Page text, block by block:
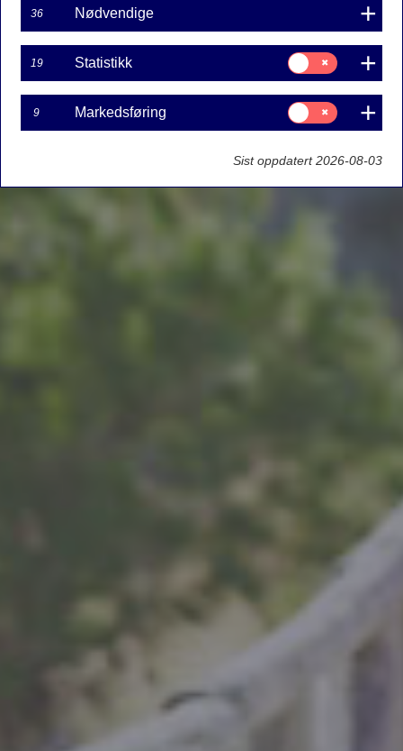
36 Nødvendige
19 Statistikk
Samtykke
til:
Statistikk
9 Markedsføring
Samtykke
til:
Markedsføring
Sist oppdatert 2026-08-03